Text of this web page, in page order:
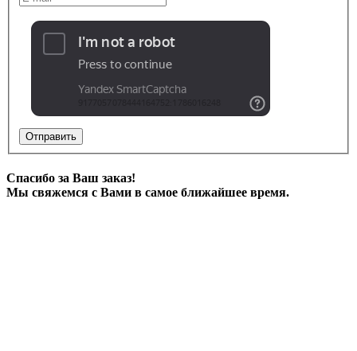
Отправить
Спасибо за Ваш заказ!
Мы свяжемся с Вами в самое ближайшее время.